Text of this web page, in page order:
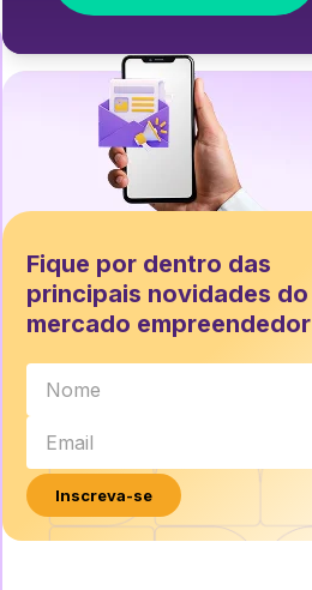
Fique por dentro das
principais novidades do
mercado empreendedor
Inscreva-se